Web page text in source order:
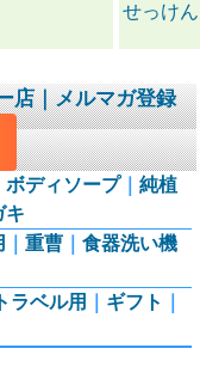
せっけ
店｜メルマガ登録
ボディソープ｜純植
キ
｜重曹 ｜食器洗い機
ラベル用 ギフト